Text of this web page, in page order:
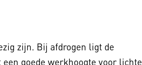
zijn. Bij afdrogen ligt de
goede werkhoogte voor lichte